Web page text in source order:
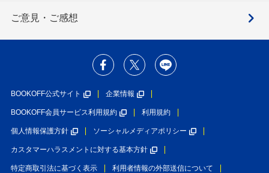
ご意見・ご感想
BOOKOFF公式サイト 企業情報
BOOKOFF会員サービス利用規約 利用規約
個人情報保護方針 ソーシャルメディアポリシー
カスタマーハラスメントに対する基本方針
特定商取引法に基づく表示 利用者情報の外部送信について